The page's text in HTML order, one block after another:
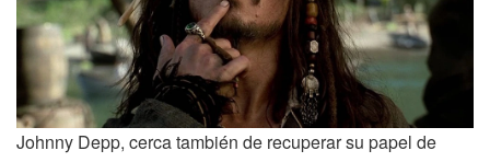
Johnny Depp, cerca también de recuperar su papel de